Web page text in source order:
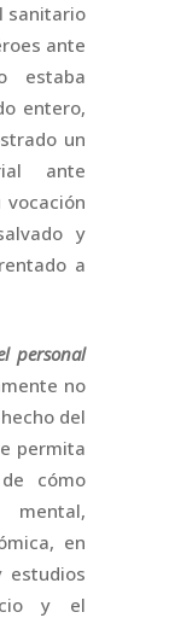
sanitario
ante
estaba
entero,
un
ante
y
a
personal
no
del
permita
cómo
en
estudios
y el